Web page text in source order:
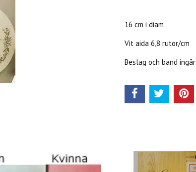
16 cm i diam
Vit aida 6,8 rutor/cm
Beslag och band ingår